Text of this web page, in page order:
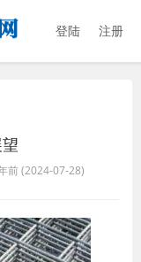
登陆 注册
前 (2024-07-28)